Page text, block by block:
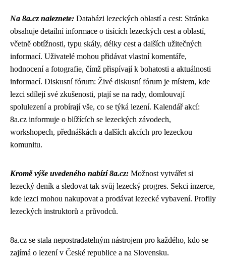
Na 8a.cz naleznete: Databázi lezeckých oblastí a cest: Stránka
obsahuje detailní informace o tisících lezeckých cest a oblastí,
včetně obtížnosti, typu skály, délky cest a dalších užitečných
informací. Uživatelé mohou přidávat vlastní komentáře,
hodnocení a fotografie, čímž přispívají k bohatosti a aktuálnosti
informací. Diskusní fórum: Živé diskusní fórum je místem, kde
lezci sdílejí své zkušenosti, ptají se na rady, domlouvají
spolulezení a probírají vše, co se týká lezení. Kalendář akcí:
8a.cz informuje o blížících se lezeckých závodech,
workshopech, přednáškách a dalších akcích pro lezeckou
komunitu.
Kromě výše uvedeného nabízí 8a.cz: Možnost vytvářet si
lezecký deník a sledovat tak svůj lezecký progres. Sekci inzerce,
kde lezci mohou nakupovat a prodávat lezecké vybavení. Profily
lezeckých instruktorů a průvodců.
8a.cz se stala nepostradatelným nástrojem pro každého, kdo se
zajímá o lezení v České republice a na Slovensku.